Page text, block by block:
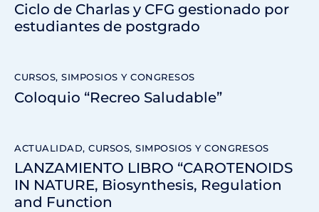
Ciclo de Charlas y CFG gestionado por
estudiantes de postgrado
CURSOS, SIMPOSIOS Y CONGRESOS
Coloquio “Recreo Saludable”
ACTUALIDAD, CURSOS, SIMPOSIOS Y CONGRESOS
LANZAMIENTO LIBRO “​​​​CAROTENOIDS
IN NATURE, Biosynthesis, Regulation
and Function